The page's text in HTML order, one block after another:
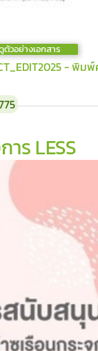
ตัวอย่างเอกสาร
- พิม
ร LESS